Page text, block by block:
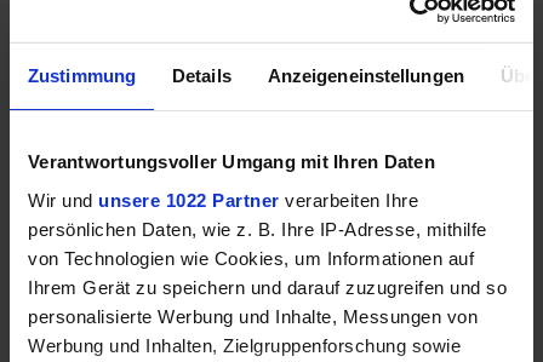
Zustimmung Details Anzeigeneinstellungen
Verantwortungsvoller Umgang mit Ihren Daten
Wir und unsere 1022 Partner verarbeiten Ihre
persönlichen Daten, wie z. B. Ihre IP-Adresse, mithilfe
von Technologien wie Cookies, um Informationen auf
Ihrem Gerät zu speichern und darauf zuzugreifen und so
personalisierte Werbung und Inhalte, Messungen von
Werbung und Inhalten, Zielgruppenforschung sowie
Auflösung Raytracing
Unser Bottleneck Rechner befindet sich aktuell in
der Beta-Phase! Bugs und Fehler gerne bei uns auf
demDiscord melden. Vielen Dank!